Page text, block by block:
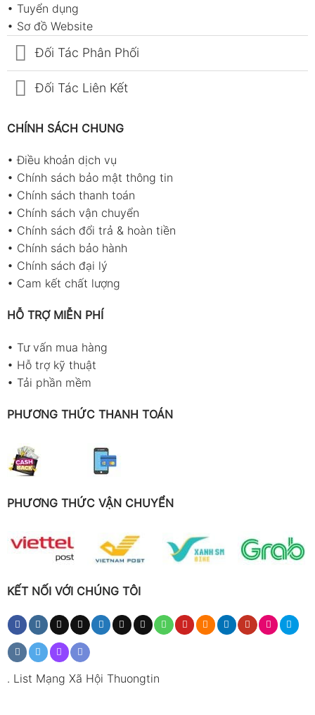
• Tuyển dụng
• Sơ đồ Website
Đối Tác Phân Phối
Đối Tác Liên Kết
CHÍNH SÁCH CHUNG
•Điều khoản dịch vụ
• Chính sách bảo mật thông tin
• Chính sách thanh toán
• Chính sách vận chuyển
• Chính sách đổi trả & hoàn tiền
• Chính sách bảo hành
• Chính sách đại lý
• Cam kết chất lượng
HỖ TRỢ MIỄN PHÍ
• Tư vấn mua hàng
• Hỗ trợ kỹ thuật
• Tải phần mềm
PHƯƠNG THỨC THANH TOÁN
PHƯƠNG THỨC VẬN CHUYỂN
KẾT NỐI VỚI CHÚNG TÔI
. List Mạng Xã Hội Thuongtin